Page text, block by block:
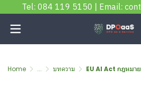
Tel: 084 119 5150 | Email:
Home ... บทความ EU AI Act กฎหมายเปลี่